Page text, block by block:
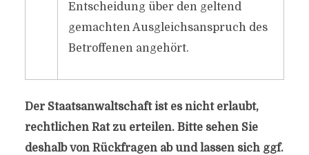
Entscheidung über den geltend
gemachten Ausgleichsanspruch des
Betroffenen angehört.
Der Staatsanwaltschaft ist es nicht erlaubt,
rechtlichen Rat zu erteilen. Bitte sehen Sie
deshalb von Rückfragen ab und lassen sich ggf.